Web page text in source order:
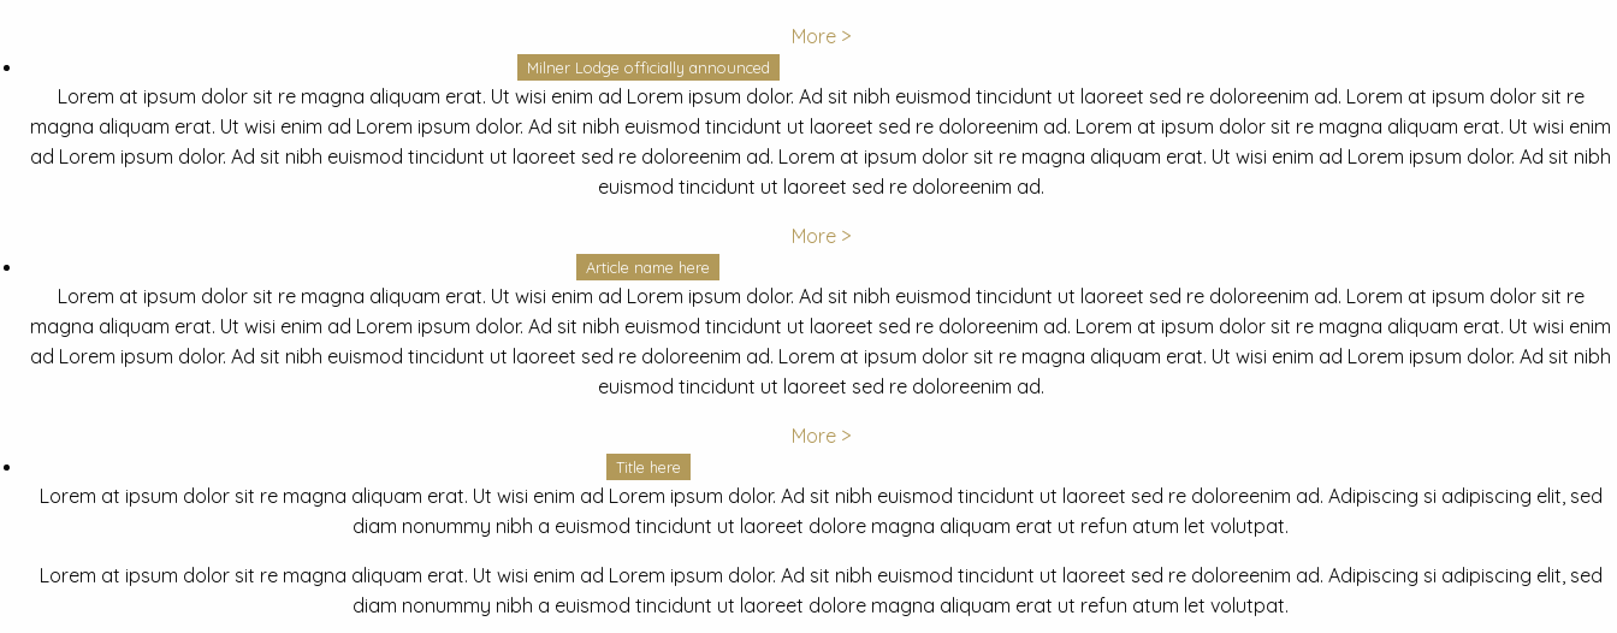
More >
Milner Lodge officially announced
Lorem at ipsum dolor sit re magna aliquam erat. Ut wisi enim ad Lorem ipsum dolor. Ad sit nibh euismod tincidunt ut laoreet sed re doloreenim ad. Lorem at ipsum dolor sit re
magna aliquam erat. Ut wisi enim ad Lorem ipsum dolor. Ad sit nibh euismod tincidunt ut laoreet sed re doloreenim ad. Lorem at ipsum dolor sit re magna aliquam erat. Ut wisi enim
ad Lorem ipsum dolor. Ad sit nibh euismod tincidunt ut laoreet sed re doloreenim ad. Lorem at ipsum dolor sit re magna aliquam erat. Ut wisi enim ad Lorem ipsum dolor. Ad sit nibh
euismod tincidunt ut laoreet sed re doloreenim ad.
More >
Article name here
Lorem at ipsum dolor sit re magna aliquam erat. Ut wisi enim ad Lorem ipsum dolor. Ad sit nibh euismod tincidunt ut laoreet sed re doloreenim ad. Lorem at ipsum dolor sit re
magna aliquam erat. Ut wisi enim ad Lorem ipsum dolor. Ad sit nibh euismod tincidunt ut laoreet sed re doloreenim ad. Lorem at ipsum dolor sit re magna aliquam erat. Ut wisi enim
ad Lorem ipsum dolor. Ad sit nibh euismod tincidunt ut laoreet sed re doloreenim ad. Lorem at ipsum dolor sit re magna aliquam erat. Ut wisi enim ad Lorem ipsum dolor. Ad sit nibh
euismod tincidunt ut laoreet sed re doloreenim ad.
More >
Title here
Lorem at ipsum dolor sit re magna aliquam erat. Ut wisi enim ad Lorem ipsum dolor. Ad sit nibh euismod tincidunt ut laoreet sed re doloreenim ad. Adipiscing si adipiscing elit, sed
diam nonummy nibh a euismod tincidunt ut laoreet dolore magna aliquam erat ut refun atum let volutpat.
Lorem at ipsum dolor sit re magna aliquam erat. Ut wisi enim ad Lorem ipsum dolor. Ad sit nibh euismod tincidunt ut laoreet sed re doloreenim ad. Adipiscing si adipiscing elit, sed
diam nonummy nibh a euismod tincidunt ut laoreet dolore magna aliquam erat ut refun atum let volutpat.